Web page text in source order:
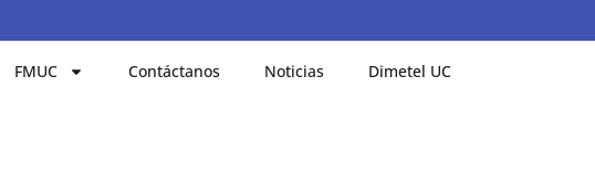
FMUC Contáctanos Noticias Dimetel UC